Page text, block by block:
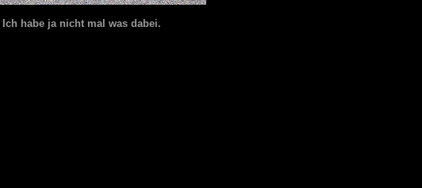
habe ja nicht mal was dabei.